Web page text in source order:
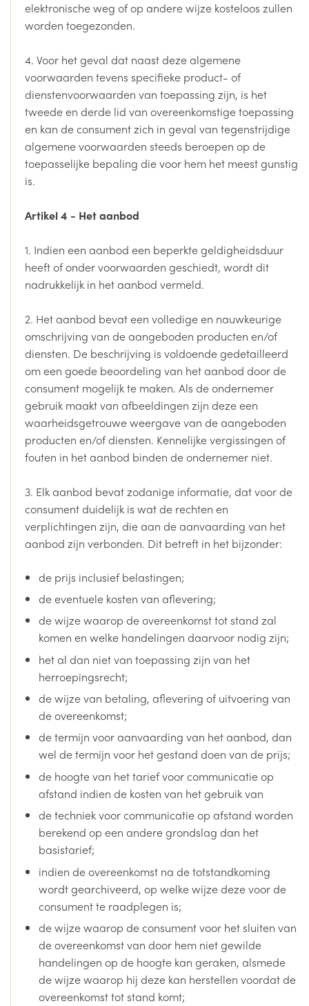
elektronische weg of op andere wijze kosteloos zullen
worden toegezonden.
4. Voor het geval dat naast deze algemene
voorwaarden tevens specifieke product- of
dienstenvoorwaarden van toepassing zijn, is het
tweede en derde lid van overeenkomstige toepassing
en kan de consument zich in geval van tegenstrijdige
algemene voorwaarden steeds beroepen op de
toepasselijke bepaling die voor hem het meest gunstig
is.
Artikel 4 - Het aanbod
1. Indien een aanbod een beperkte geldigheidsduur
heeft of onder voorwaarden geschiedt, wordt dit
nadrukkelijk in het aanbod vermeld.
2. Het aanbod bevat een volledige en nauwkeurige
omschrijving van de aangeboden producten en/of
diensten. De beschrijving is voldoende gedetailleerd
om een goede beoordeling van het aanbod door de
consument mogelijk te maken. Als de ondernemer
gebruik maakt van afbeeldingen zijn deze een
waarheidsgetrouwe weergave van de aangeboden
producten en/of diensten. Kennelijke vergissingen of
fouten in het aanbod binden de ondernemer niet.
3. Elk aanbod bevat zodanige informatie, dat voor de
consument duidelijk is wat de rechten en
verplichtingen zijn, die aan de aanvaarding van het
aanbod zijn verbonden. Dit betreft in het bijzonder:
de prijs inclusief belastingen;
de eventuele kosten van aflevering;
de wijze waarop de overeenkomst tot stand zal
komen en welke handelingen daarvoor nodig zijn;
het al dan niet van toepassing zijn van het
herroepingsrecht;
de wijze van betaling, aflevering of uitvoering van
de overeenkomst;
de termijn voor aanvaarding van het aanbod, dan
wel de termijn voor het gestand doen van de prijs;
de hoogte van het tarief voor communicatie op
afstand indien de kosten van het gebruik van
de techniek voor communicatie op afstand worden
berekend op een andere grondslag dan het
basistarief;
indien de overeenkomst na de totstandkoming
wordt gearchiveerd, op welke wijze deze voor de
consument te raadplegen is;
de wijze waarop de consument voor het sluiten van
de overeenkomst van door hem niet gewilde
handelingen op de hoogte kan geraken, alsmede
de wijze waarop hij deze kan herstellen voordat de
overeenkomst tot stand komt;